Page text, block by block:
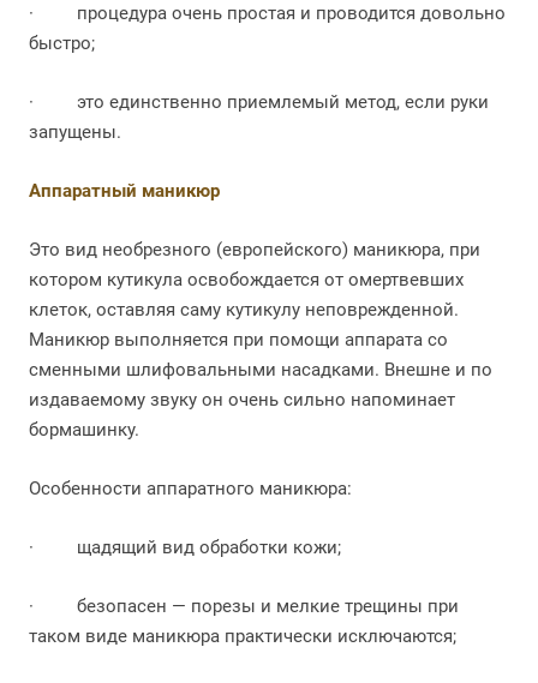
· процедура очень простая и проводится довольно
быстро;
· это единственно приемлемый метод, если руки
запущены.
Аппаратный маникюр
Это вид необрезного (европейского) маникюра, при
котором кутикула освобождается от омертвевших
клеток, оставляя саму кутикулу неповрежденной.
Маникюр выполняется при помощи аппарата со
сменными шлифовальными насадками. Внешне и по
издаваемому звуку он очень сильно напоминает
бормашинку.
Особенности аппаратного маникюра:
· щадящий вид обработки кожи;
· безопасен — порезы и мелкие трещины при
таком виде маникюра практически исключаются;